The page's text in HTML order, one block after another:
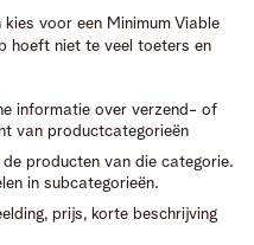
voor een Minimum Viable
hoeft niet te veel toeters en
informatie over verzend- of
van productcategorieën
producten van die categorie.
in subcategorieën.
prijs, korte beschrijving